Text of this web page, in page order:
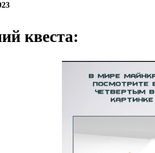
квеста: